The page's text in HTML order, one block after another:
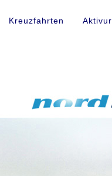
Kreuzfahrten